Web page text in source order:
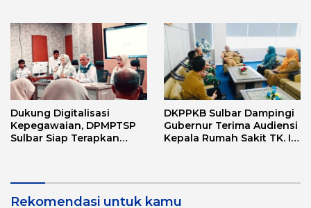
Dukung Digitalisasi
Kepegawaian, DPMPTSP
Sulbar Siap Terapkan
DKPPKB Sulbar Dampingi
Gubernur Terima Audiensi
Kepala Rumah Sakit TK. III
Rekomendasi untuk kamu